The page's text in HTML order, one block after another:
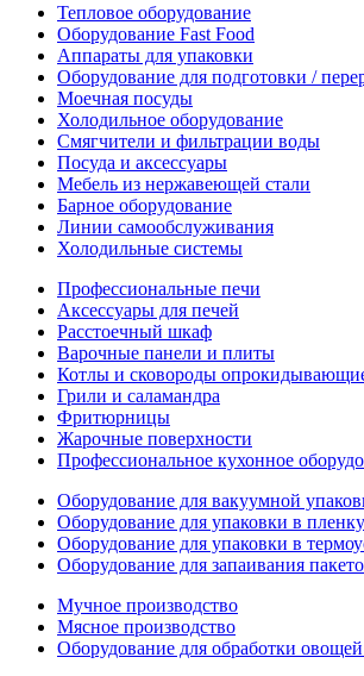
Тепловое оборудование
Оборудование Fast Food
Аппараты для упаковки
Оборудование для подготовки /
Моечная посуды
Холодильное оборудование
Смягчители и фильтрации воды
Посуда и аксессуары
Мебель из нержавеющей стали
Барное оборудование
Линии самообслуживания
Холодильные системы
Профессиональные печи
Аксессуары для печей
Расстоечный шкаф
Варочные панели и плиты
Котлы и сковороды
Грили и саламандра
Фритюрницы
Жарочные поверхности
Профессиональное кухонное
Оборудование для вакуумной
Оборудование для упаковки в
Оборудование для упаковки в
Оборудование для запаивания
Мучное производство
Мясное производство
Оборудование для обработки